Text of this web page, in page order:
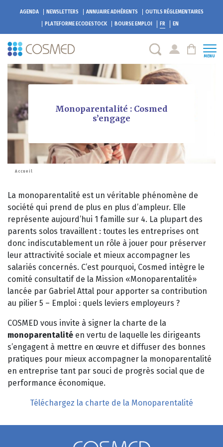
AGENDA NEWSLETTERS ANNUAIRE ADHÉRENTS
OUTILS RÉGLEMENTAIRES
PLATEFORME ECODESTOCK BOURSE EMPLOI FR EN
MENU
Monoparentalité : Cosmed
s’engage
Accueil
La monoparentalité est un véritable phénomène de
société qui prend de plus en plus d’ampleur. Elle
représente aujourd’hui 1 famille sur 4. La plupart des
parents solos travaillent : toutes les entreprises ont
donc indiscutablement un rôle à jouer pour préserver
leur attractivité sociale et mieux accompagner les
salariés concernés. C’est pourquoi, Cosmed intègre le
comité consultatif de la Mission «Monoparentalité»
lancée par Gabriel Attal pour apporter sa contribution
au pilier 5 – Emploi : quels leviers employeurs ?
COSMED vous invite à signer la charte de la
monoparentalité en vertu de laquelle les dirigeants
s’engagent à mettre en œuvre et diffuser des bonnes
pratiques pour mieux accompagner la monoparentalité
en entreprise tant par souci de progrès social que de
performance économique.
Téléchargez la charte de la Monoparentalité